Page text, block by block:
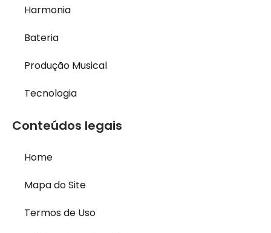
Harmonia
Bateria
Produção Musical
Tecnologia
Conteúdos legais
Home
Mapa do Site
Termos de Uso